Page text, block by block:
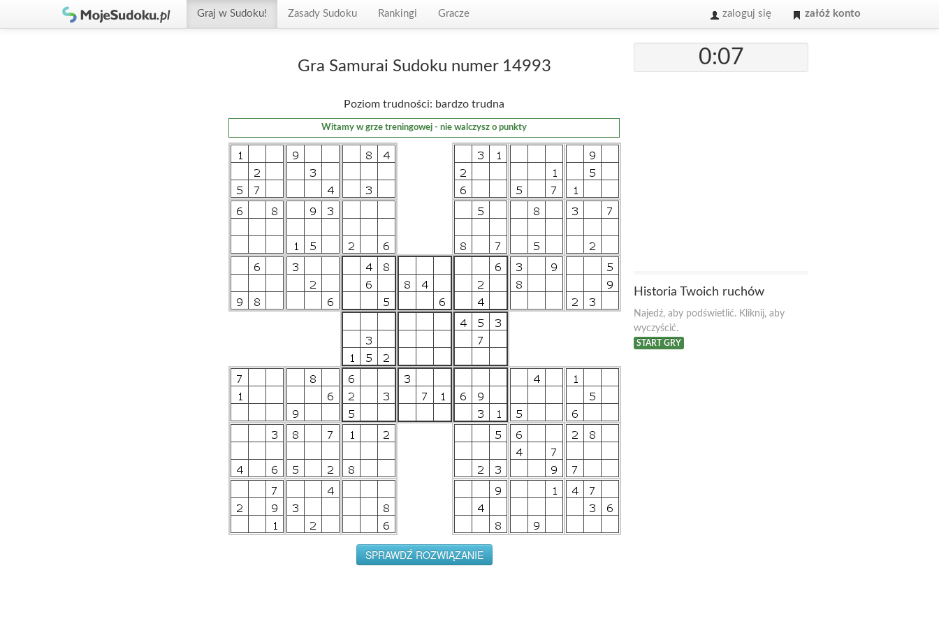
Graj w Sudoku! Zasady Sudoku Rankingi Gracze zaloguj się załóż konto
Gra Samurai Sudoku numer 14993
Poziom trudności: bardzo trudna
Witamy w grze treningowej - nie walczysz o punkty
0:07
Historia Twoich ruchów
Najedź, aby podświetlić. Kliknij, aby
wyczyścić.
START GRY